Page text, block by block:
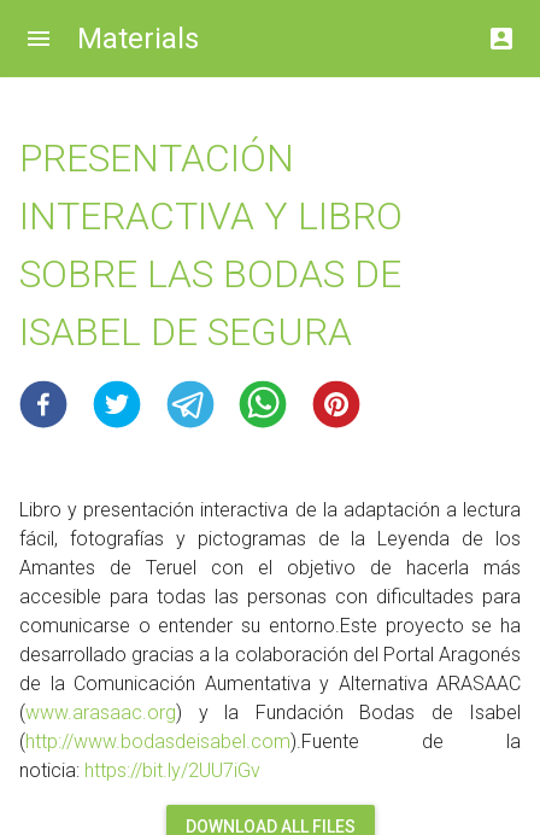
Materials
PRESENTACIÓN
INTERACTIVA Y LIBRO
SOBRE LAS BODAS DE
ISABEL DE SEGURA
Libro y presentación interactiva de la adaptación a lectura
fácil, fotografías y pictogramas de la Leyenda de los
Amantes de Teruel con el objetivo de hacerla más
accesible para todas las personas con dificultades para
comunicarse o entender su entorno.Este proyecto se ha
desarrollado gracias a la colaboración del Portal Aragonés
de la Comunicación Aumentativa y Alternativa ARASAAC
(www.arasaac.org) y la Fundación Bodas de Isabel
(http://www.bodasdeisabel.com).Fuente de la
noticia: https://bit.ly/2UU7iGv
DOWNLOAD ALL FILES